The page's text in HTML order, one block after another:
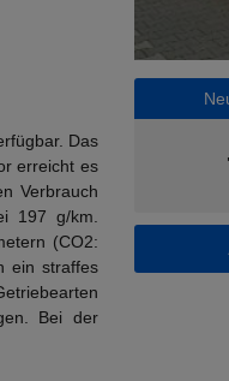
Das
erreicht es
Verbrauch
197 g/km.
(CO2:
ein straffes
Bei der